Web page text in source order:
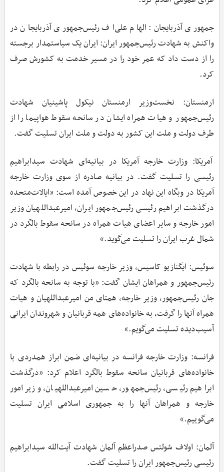
جمهوری آذربایجان: الهام علی‌اف رئیس‌جمهوری آذربایجان در
واکنش به شهادت رئیس‌جمهور ایران: ایران یک سیاستمدار برجسته
را از دست داد که عمر خود را در مسیر خدمت به کشورش صرف
کرد.
ارمنستان: نخست‌وزیر ارمنستان نیکول پاشینیان شهادت
رئیس‌جمهور و هیات همراه ایشان در سانحه سقوط هواپیما را از
طرف دولت و ملت این کشور به دولت و ملت ایران تسلیت گفت.
آمریکا: وزارت خارجه آمریکا در بیانیه‌ای شهادت سید‌ابراهیم
رئیسی را تسلیت گفت. در بیانیه صادره از سوی وزارت خارجه
آمریکا در وبگاه این نهاد در این خصوص آمده است: «ایالات‌متحده
درگذشت ابراهیم رئیسی رئیس‌جمهور ایران، امیرعبداللهیان وزیر
امور خارجه و سایر اعضای هیات همراه در سانحه سقوط بالگرد در
شمال غرب ایران را تسلیت می‌گوید.»
سوئیس: ایگنازیو کاسیس، وزیر خارجه سوئیس در رابطه با شهادت
رئیس‌جمهور و همراهان ایشان گفت: «با توجه به سانحه بالگرد که
جان رئیس‌جمهور، وزیر خارجه، همتای من امیرعبداللهیان و هیات
همراه آنها را گرفت، به خانواده‌های همه قربانیان و شهروندان ایرانی
آسیب‌دیده تسلیت می‌گویم.»
فرانسه: وزارت خارجه فرانسه در بیانیه‌ای ضمن ابراز همدردی با
خانواده‌های قربانیان سانحه سقوط بالگرد اعلام کرد: «درگذشت
ابراهیم رئیسی، رئیس‌جمهور، حسین امیرعبداللهیان، وزیر امور
خارجه و همراهان آنها را به جمهوری اسلامی ایران تسلیت
می‌گوییم.»
آلمان: اولاف شولتس صدراعظم آلمان شهادت آیت‌الله سیدابراهیم
رئیسی رئیس‌جمهور ایران را تسلیت گفت.